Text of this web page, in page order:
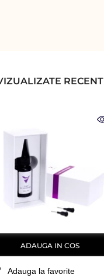
RECENT
ADAUGA IN COS
Adauga la favorite